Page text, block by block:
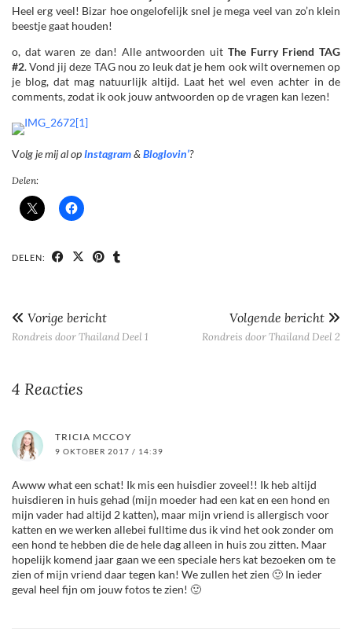
Heel erg veel! Bizar hoe ongelofelijk snel je mega veel van zo’n klein
beestje gaat houden!
o, dat waren ze dan! Alle antwoorden uit The Furry Friend TAG
#2. Vond jij deze TAG nou zo leuk dat je hem ook wilt overnemen op
je blog, dat mag natuurlijk altijd. Laat het wel even achter in de
comments, zodat ik ook jouw antwoorden op de vragen kan lezen!
Volg je mij al opInstagram& Bloglovin’?
Delen:
DELEN:
Vorige bericht
Rondreis door Thailand Deel 1
Volgende bericht
Rondreis door Thailand Deel 2
4 Reacties
TRICIA MCCOY
9 OKTOBER 2017 / 14:39
Awww what een schat! Ik mis een huisdier zoveel!! Ik heb altijd
huisdieren in huis gehad (mijn moeder had een kat en een hond en
mijn vader had altijd 2 katten), maar mijn vriend is allergisch voor
katten en we werken allebei fulltime dus ik vind het ook zonder om
een hond te hebben die de hele dag alleen in huis zou zitten. Maar
hopelijk komend jaar gaan we een speciale hers kat bezoeken om te
zien of mijn vriend daar tegen kan! We zullen het zien 🙂 In ieder
geval heel fijn om jouw fotos te zien! 🙂